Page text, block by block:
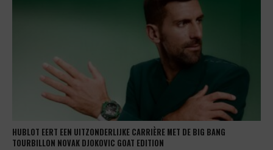
HUBLOT EERT EEN UITZONDERLIJKE CARRIÈRE MET DE BIG BANG
TOURBILLON NOVAK DJOKOVIC GOAT EDITION